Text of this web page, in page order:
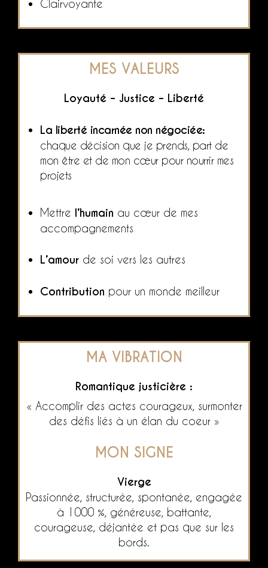
Clairvoyante
MES VALEURS
Loyauté – Justice – Liberté
La liberté incarnée non négociée:
chaque décision que je prends, part de
mon être et de mon cœur pour nourrir mes
projets
Mettre l’humain au cœur de mes
accompagnements
L’amour de soi vers les autres
Contribution pour un monde meilleur
MA VIBRATION
Romantique justicière :
« Accomplir des actes courageux, surmonter
des défis liés à un élan du coeur »
MON SIGNE
Vierge
Passionnée, structurée, spontanée, engagée
à 1000 %, généreuse, battante,
courageuse, déjantée et pas que sur les
bords.